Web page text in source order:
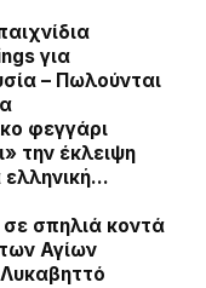
για
– Πωλούνται
φεγγάρι
την έκλειψη
ελληνική…
σπηλιά κοντά
Αγίων